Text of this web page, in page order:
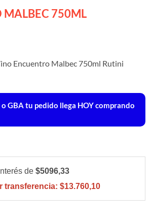
MALBEC 750ML
Encuentro Malbec 750ml Rutini
GBA tu pedido llega HOYcomprando
de$5096,33
transferencia:$13.760,10